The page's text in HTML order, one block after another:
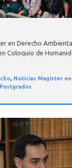
en Derecho
Coloquio de
, Noticias Magíster